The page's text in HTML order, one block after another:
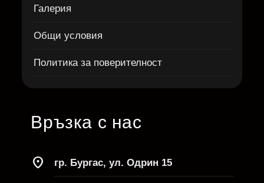
Галерия
Общи условия
Политика за поверителност
Връзка с нас
location_on гр. Бургас, ул. Одрин 15